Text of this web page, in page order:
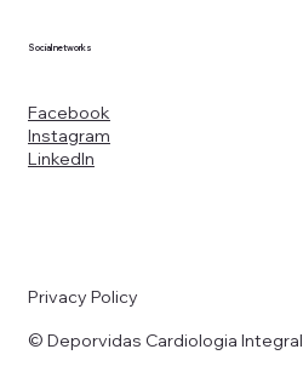
Social networks
Facebook
Instagram
LinkedIn
Privacy Policy
© Deporvidas Cardiologia Integral